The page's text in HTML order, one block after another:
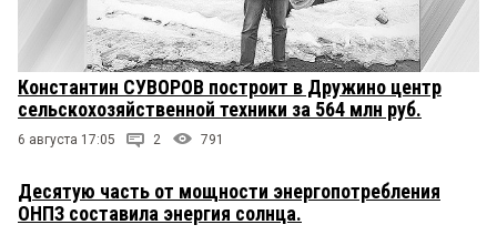
Константин СУВОРОВ построит в Дружино центр
сельскохозяйственной техники за 564 млн руб.
6 августа 17:05 2 791
Десятую часть от мощности энергопотребления
ОНПЗ составила энергия солнца.